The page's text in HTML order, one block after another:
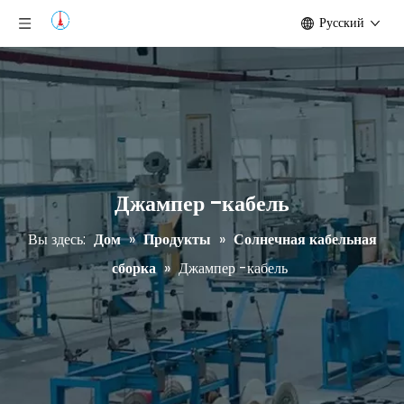
Pусский
Джампер -кабель
Вы здесь: Дом » Продукты » Солнечная кабельная
сборка » Джампер -кабель